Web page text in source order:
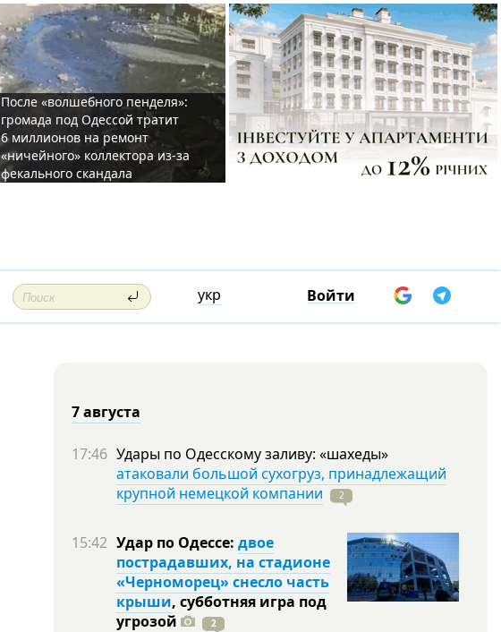
После «волшебного пенделя»:
громада под Одессой тратит
6 миллионов на ремонт
«ничейного» коллектора из-за
фекального скандала
укр Войти
7 августа
17:46 Удары по Одесскому заливу: «шахеды»
атаковали большой сухогруз, принадлежащий
крупной немецкой компании
2
15:42 Удар по Одессе: двое
пострадавших, на стадионе
«Черноморец» снесло часть
крыши, субботняя игра под
угрозой
2